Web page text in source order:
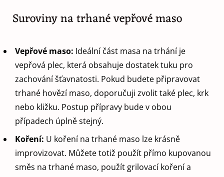
Suroviny na trhané vepřové maso
Vepřové maso: Ideální část masa na trhání je
vepřová plec, která obsahuje dostatek tuku pro
zachování šťavnatosti. Pokud budete připravovat
trhané hovězí maso, doporučuji zvolit také plec, krk
nebo kližku. Postup přípravy bude v obou
případech úplně stejný.
Koření: U koření na trhané maso lze krásně
improvizovat. Můžete totiž použít přímo kupovanou
směs na trhané maso, použít grilovací koření a